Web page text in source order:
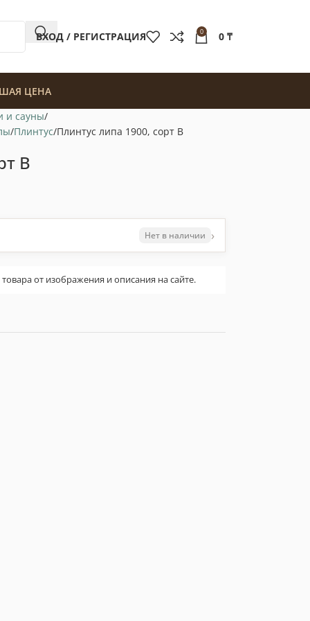
ВХОД / РЕГИСТРАЦИЯ 0 0 ₸
ЦЕНА
и сауны
Плинтус Плинтус липа 1900, сорт В
В
Нет в наличии ›
от изображения и описания на сайте.